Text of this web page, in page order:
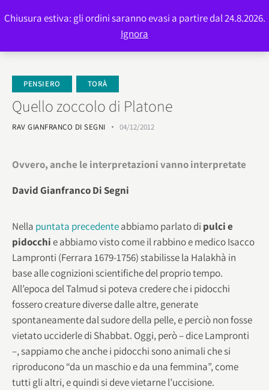
PENSIERO TORÀ
Quello zoccolo di Platone
RAV GIANFRANCO DI SEGNI 04/12/2012
Ovvero, anche le interpretazioni vanno interpretate
David Gianfranco Di Segni
Nella puntata precedenteabbiamo parlato di pulci e
pidocchie abbiamo visto come il rabbino e medico Isacco
Lampronti (Ferrara 1679-1756) stabilisse la Halakhà in
base alle cognizioni scientifiche del proprio tempo.
All’epoca del Talmud si poteva credere che i pidocchi
fossero creature diverse dalle altre, generate
spontaneamente dal sudore della pelle, e perciò non fosse
vietato ucciderle di Shabbat. Oggi, però – dice Lampronti
–, sappiamo che anche i pidocchi sono animali che si
riproducono “da un maschio e da una femmina”, come
tutti gli altri, e quindi si deve vietarne l’uccisione.
Chiusura estiva: gli ordini saranno evasi a partire dal 24.8.2026.
Ignora